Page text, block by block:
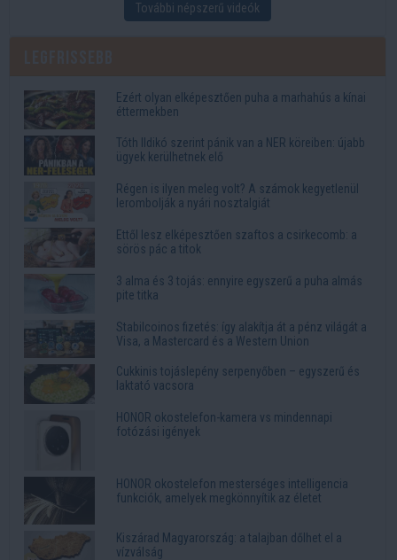
További népszerű videók
Ezért olyan elképesztően puha a marhahús a kínai
éttermekben
Tóth Ildikó szerint pánik van a NER köreiben: újabb
ügyek kerülhetnek elő
Régen is ilyen meleg volt? A számok kegyetlenül
lerombolják a nyári nosztalgiát
Ettől lesz elképesztően szaftos a csirkecomb: a
sörös pác a titok
3 alma és 3 tojás: ennyire egyszerű a puha almás
pite titka
Stabilcoinos fizetés: így alakítja át a pénz világát a
Visa, a Mastercard és a Western Union
Cukkinis tojáslepény serpenyőben – egyszerű és
laktató vacsora
HONOR okostelefon-kamera vs mindennapi
fotózási igények
HONOR okostelefon mesterséges intelligencia
funkciók, amelyek megkönnyítik az életet
Kiszárad Magyarország: a talajban dőlhet el a
vízválság